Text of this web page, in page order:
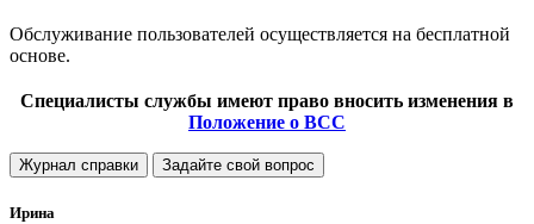
Обслуживание пользователей осуществляется на бесплатной
основе.
Специалисты службы имеют право вносить изменения в
Положение о ВCC
Журнал справки Задайте свой вопрос
Ирина